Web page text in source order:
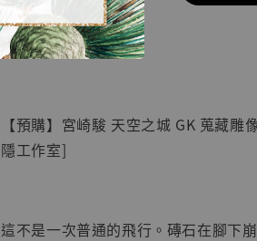
【店內現貨】七龍珠
系列蒐藏雕像 悟空
NT$ 4,280
NT$ 5,580
- +
🏝【無人島玩具】
【預購】宮崎駿 天空之城 GK 蒐藏
隱工作室]
這不是一次普通的飛行。磚石在腳下